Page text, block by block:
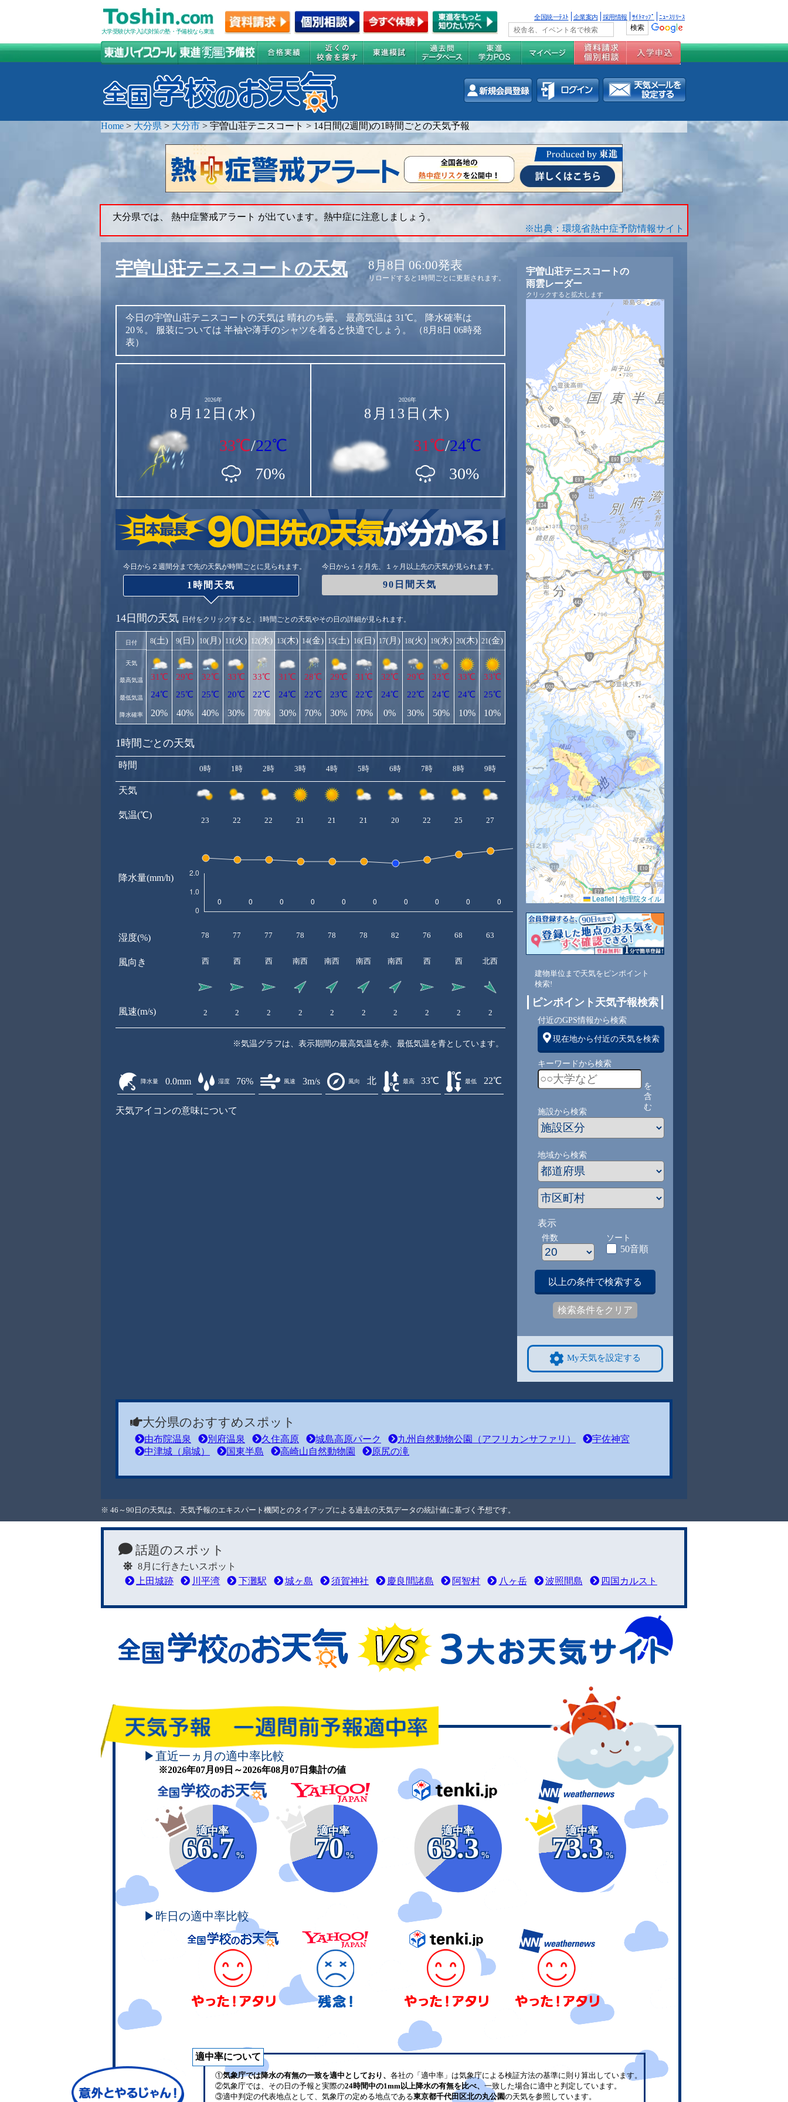
大学受験(大学入試)対策の塾・予備校なら東進
全国統一ﾃｽﾄ 企業案内 採用情報 ｻｲﾄﾏｯﾌﾟ ﾆｭｰｽﾘﾘｰｽ
Home > 大分県 > 大分市 > 宇曽山荘テニスコート > 14日間(2週間)の1時間ごとの天気予報
大分県では、 熱中症警戒アラート が出ています。熱中症に注意しましょう。
※出典：環境省熱中症予防情報サイト
宇曽山荘テニスコートの天気 8月8日 06:00発表
リロードすると1時間ごとに更新されます。
今日の宇曽山荘テニスコートの天気は 晴れのち曇。 最高気温は 31℃。
降水確率は
20％。
服装については 半袖や薄手のシャツを着ると快適でしょう。
（8月8日 06時発
表）
2026年
8月12日(水)
33℃/22℃
70%
2026年
8月13日(木)
31℃/24℃
30%
今日から２週間分まで先の天気が時間ごとに見られます。
1時間天気
今日から１ヶ月先、１ヶ月以上先の天気が見られます。
90日間天気
14日間の天気 日付をクリックすると、1時間ごとの天気やその日の詳細が見られます。
日付
天気
最高気温
最低気温
降水確率
8(土)
31℃
24℃
20%
9(日)
29℃
25℃
40%
10(月)
32℃
25℃
40%
11(火)
33℃
20℃
30%
12(水)
33℃
22℃
70%
13(木)
31℃
24℃
30%
14(金)
28℃
22℃
70%
15(土)
29℃
23℃
30%
16(日)
31℃
22℃
70%
17(月)
32℃
24℃
0%
18(火)
29℃
22℃
30%
19(水)
32℃
24℃
50%
20(木)
33℃
24℃
10%
21(金)
33℃
25℃
10%
1時間ごとの天気
時間
天気
気温(℃)
降水量(mm/h)
湿度(%)
風向き
風速(m/s)
0時 1時 2時 3時 4時 5時 6時 7時 8時 9時 10時 11時 12時 13時 14時
23 22 22 21 21 21 20 22 25 27 31 32 33 32
78 77 77 78 78 78 82 76 68 63 55 50 47 53
西 西 西 南西 南西 南西 南西 西 西 北西
2 2 2 2 2 2 2 2 2 2
※気温グラフは、表示期間の最高気温を赤、最低気温を青としています。
降水量 0.0mm 湿度 76% 風速 3m/s 風向 北 最高 33℃ 最低 22℃
天気アイコンの意味について
宇曽山荘テニスコートの
雨雲レーダー
クリックすると拡大します
Leaflet | 地理院タイル
建物単位まで天気をピンポイント
検索!
ピンポイント天気予報検索
付近のGPS情報から検索
現在地から付近の天気を検索
キーワードから検索
を
含
む
施設から検索
地域から検索
表示
件数 ソート
50音順
以上の条件で検索する
検索条件をクリア
My天気を設定する
大分県のおすすめスポット
由布院温泉 別府温泉 久住高原 城島高原パーク 九州自然動物公園（アフリカンサファリ）
宇佐神宮
中津城（扇城）
国東半島 高崎山自然動物園 原尻の滝
※ 46～90日の天気は、天気予報のエキスパート機関とのタイアップによる過去の天気データの統計値に基づく予想です。
話題のスポット
8月に行きたいスポット
上田城跡
川平湾 下灘駅 城ヶ島 須賀神社 慶良間諸島 阿智村 八ヶ岳 波照間島 四国カルスト
▶直近一ヵ月の適中率比較
※2026年07月09日～2026年08月07日集計の値
適中率
66.7
%
適中率
70
%
適中率
63.3
%
適中率
73.3
%
▶昨日の適中率比較
適中率について
①気象庁では降水の有無の一致を適中としており、 各社の「適中率」は気象庁による検証方法の基準に則り算出しています。
②気象庁では、その日の予報と実際の24時間中の1mm以上降水の有無を比べ、 一致した場合に適中と判定しています。
③適中判定の代表地点として、気象庁の定める地点である東京都千代田区北の丸公園の天気を参照しています。